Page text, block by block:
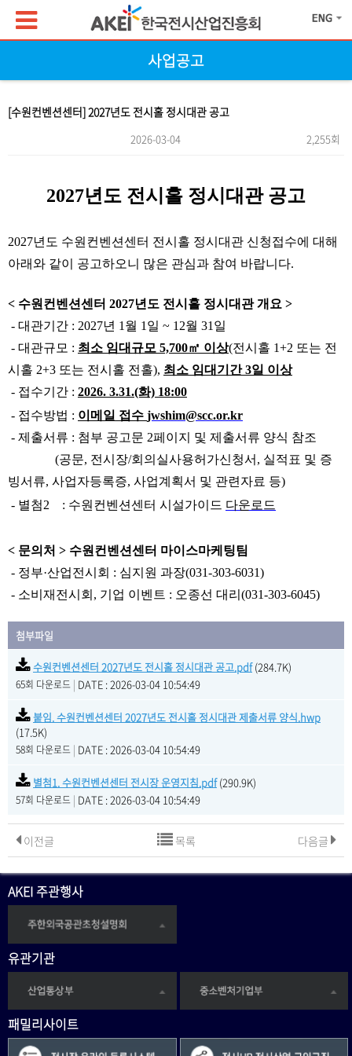
사업공고
[수원컨벤션센터] 2027년도 전시홀 정시대관 공고
2026-03-04 2,255회
2027년도 전시홀 정시대관 공고
2027년도 수원컨벤션센터 전시홀 정시대관 신청접수에 대해
아래와 같이 공고하오니 많은 관심과 참여 바랍니다.
< 수원컨벤션센터 2027년도 전시홀 정시대관 개요 >
- 대관기간 : 2027년 1월 1일 ~ 12월 31일
- 대관규모 : 최소 임대규모 5,700㎡ 이상(전시홀 1+2 또는 전
시홀 2+3 또는 전시홀 전홀), 최소 임대기간 3일 이상
- 접수기간 : 2026. 3.31.(화) 18:00
- 접수방법 : 이메일 접수 jwshim@scc.or.kr
- 제출서류 : 첨부 공고문 2페이지 및 제출서류 양식 참조
(공문, 전시장/회의실사용허가신청서, 실적표 및 증
빙서류, 사업자등록증, 사업계획서 및 관련자료 등)
- 별첨2 : 수원컨벤션센터 시설가이드 다운로드
< 문의처 > 수원컨벤션센터 마이스마케팅팀
- 정부·산업전시회 : 심지원 과장(031-303-6031)
- 소비재전시회, 기업 이벤트 : 오종선 대리(031-303-6045)
첨부파일
수원컨벤션센터 2027년도 전시홀 정시대관 공고.pdf(284.7K)
65회 다운로드 | DATE : 2026-03-04 10:54:49
붙임. 수원컨벤션센터 2027년도 전시홀 정시대관 제출서류 양식.hwp
(17.5K)
58회 다운로드 | DATE : 2026-03-04 10:54:49
별첨1. 수원컨벤션센터 전시장 운영지침.pdf(290.9K)
57회 다운로드 | DATE : 2026-03-04 10:54:49
이전글 다음글
목록
AKEI 주관행사
유관기관
패밀리사이트